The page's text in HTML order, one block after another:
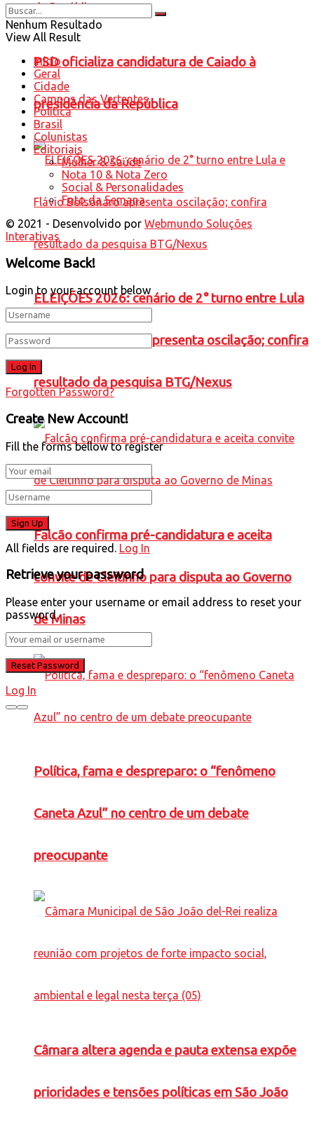
PSD oficializa candidatura de Caiado à
presidência da República
ELEIÇÕES 2026: cenário de 2° turno entre Lula
e Flávio Bolsonaro apresenta oscilação; confira
resultado da pesquisa BTG/Nexus
Falcão confirma pré-candidatura e aceita
convite de Cleitinho para disputa ao Governo
de Minas
Política, fama e despreparo: o “fenômeno
Caneta Azul” no centro de um debate
preocupante
Câmara altera agenda e pauta extensa expõe
prioridades e tensões políticas em São João
Nenhum Resultado
View All Result
Início
Geral
Cidade
Campos das Vertentes
Política
Brasil
Colunistas
Editoriais
Mulher & Saúde
Nota 10 & Nota Zero
Social & Personalidades
Foto da Semana
© 2021 - Desenvolvido por Webmundo Soluções
Interativas
Welcome Back!
Login to your account below
Forgotten Password?
Create New Account!
Fill the forms bellow to register
All fields are required. Log In
Retrieve your password
Please enter your username or email address to reset your
password.
Log In